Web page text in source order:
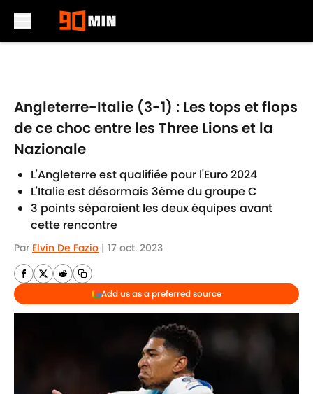
Angleterre-Italie (3-1) : Les tops et flops
de ce choc entre les Three Lions et la
Nazionale
L'Angleterre est qualifiée pour l'Euro 2024
L'Italie est désormais 3ème du groupe C
3 points séparaient les deux équipes avant
cette rencontre
Par Elvin De Fazio | 17 oct. 2023
Add us as a preferred source